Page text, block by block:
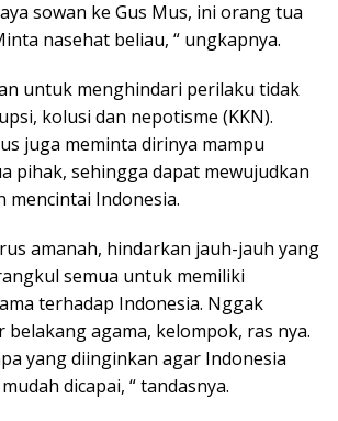
sowan ke Gus Mus, ini orang tua
nasehat beliau, “ ungkapnya.
untuk menghindari perilaku tidak
kolusi dan nepotisme (KKN).
juga meminta dirinya mampu
pihak, sehingga dapat mewujudkan
mencintai Indonesia.
amanah, hindarkan jauh-jauh yang
semua untuk memiliki
terhadap Indonesia. Nggak
agama, kelompok, ras nya.
yang diinginkan agar Indonesia
dicapai, “ tandasnya.